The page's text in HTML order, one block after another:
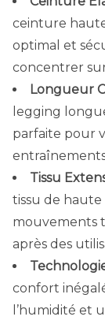
ceinture
optimal et
concentrer
Longueur
legging
parfaite pour
Tissu
tissu de haute
mouvements
après des
confort
l’humidité et